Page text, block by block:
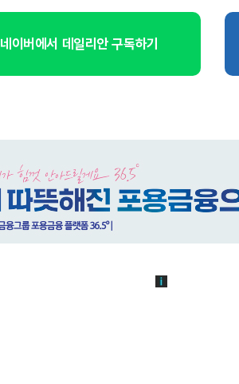
네이버에서 데일리안 구독하기